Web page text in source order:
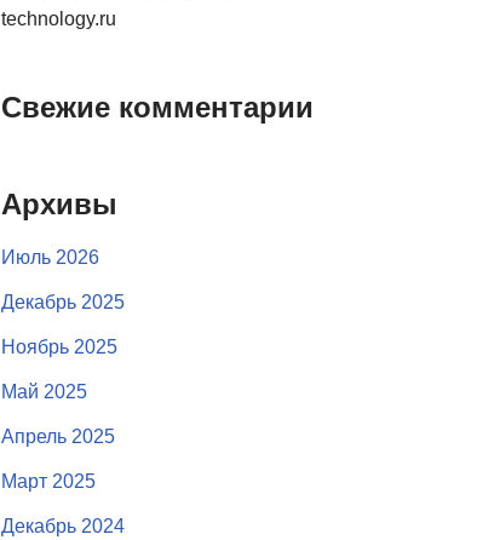
technology.ru
Свежие комментарии
Архивы
Июль 2026
Декабрь 2025
Ноябрь 2025
Май 2025
Апрель 2025
Март 2025
Декабрь 2024